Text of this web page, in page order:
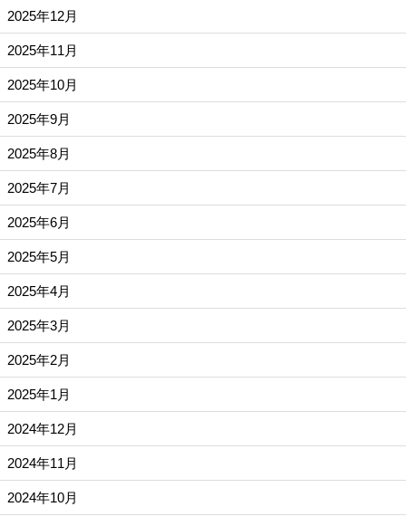
2025年12月
2025年11月
2025年10月
2025年9月
2025年8月
2025年7月
2025年6月
2025年5月
2025年4月
2025年3月
2025年2月
2025年1月
2024年12月
2024年11月
2024年10月